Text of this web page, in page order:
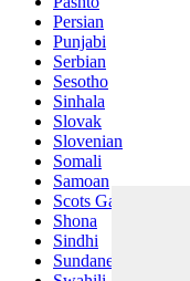
Persian
Punjabi
Serbian
Sesotho
Sinhala
Slovak
Slovenian
Somali
Samoan
Scots Gaelic
Shona
Sindhi
Sundanese